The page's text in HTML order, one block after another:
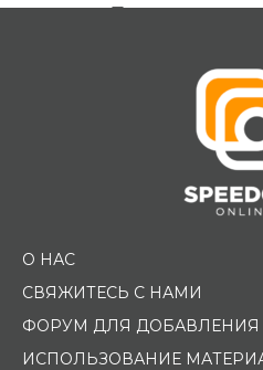
Помощь
О НАС
СВЯЖИТЕСЬ С НАМИ
ФОРУМ ДЛЯ ДОБАВЛЕНИЯ
ИСПОЛЬЗОВАНИЕ